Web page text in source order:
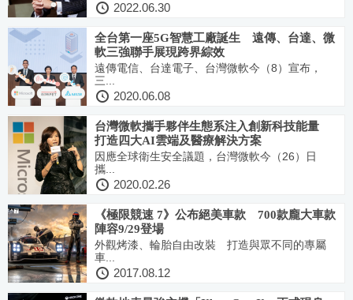
2022.06.30
全台第一座5G智慧工廠誕生 遠傳、台達、微
軟三強聯手展現跨界綜效
遠傳電信、台達電子、台灣微軟今（8）宣布，
三...
2020.06.08
台灣微軟攜手夥伴生態系注入創新科技能量
打造四大AI雲端及醫療解決方案
因應全球衛生安全議題，台灣微軟今（26）日
攜...
2020.02.26
《極限競速 7》公布絕美車款 700款龐大車款
陣容9/29登場
外觀烤漆、輪胎自由改裝 打造與眾不同的專屬
車...
2017.08.12